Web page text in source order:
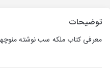
توضیحات
معرفی کتاب ملکه سب نوشته